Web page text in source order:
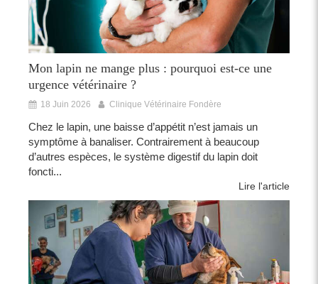
Mon lapin ne mange plus : pourquoi est-ce une
urgence vétérinaire ?
18 Juin 2026 Clinique Vétérinaire Fondère
Chez le lapin, une baisse d’appétit n’est jamais un
symptôme à banaliser. Contrairement à beaucoup
d’autres espèces, le système digestif du lapin doit
foncti...
Lire l'article